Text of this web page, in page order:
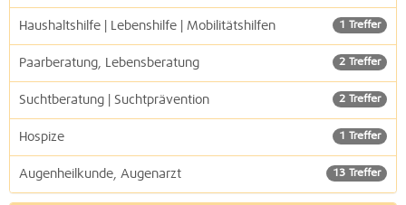
1 Treffer
Haushaltshilfe | Lebenshilfe | Mobilitätshilfen
2 Treffer
Paarberatung, Lebensberatung
2 Treffer
Suchtberatung | Suchtprävention
1 Treffer
Hospize
13 Treffer
Augenheilkunde, Augenarzt